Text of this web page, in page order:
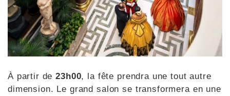
À partir de23h00, la fête prendra une tout autre
dimension. Le grand salon se transformera en une